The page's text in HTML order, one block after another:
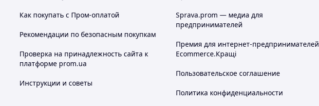
Как покупать с Пром-оплатой
Рекомендации по безопасным покупкам
Проверка на принадлежность сайта к
платформе prom.ua
Инструкции и советы
Sprava.prom — медиа для
предпринимателей
Премия для интернет-предпринимателей
Ecommerce.Кращі
Пользовательское соглашение
Политика конфиденциальности